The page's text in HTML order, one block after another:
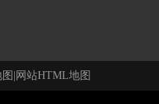
网站HTML地图